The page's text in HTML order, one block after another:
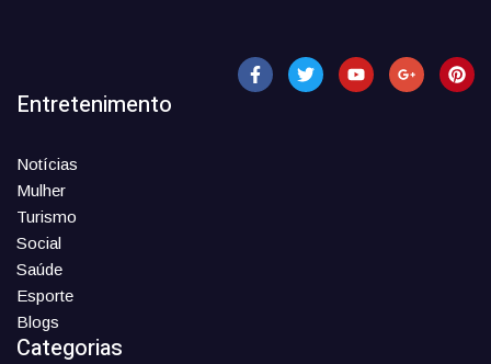
Entretenimento
Notícias
Mulher
Turismo
Social
Saúde
Esporte
Blogs
Categorias